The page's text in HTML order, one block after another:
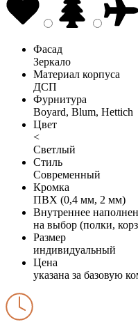
Фасад
Зеркало
Материал корпуса
ДСП
Фурнитура
Boyard, Blum, Hettich
Цвет
<
Светлый
Стиль
Современный
Кромка
ПВХ (0,4 мм, 2 мм)
Внутреннее
на выбор (полки,
Размер
индивидуальный
Цена
указана за базовую